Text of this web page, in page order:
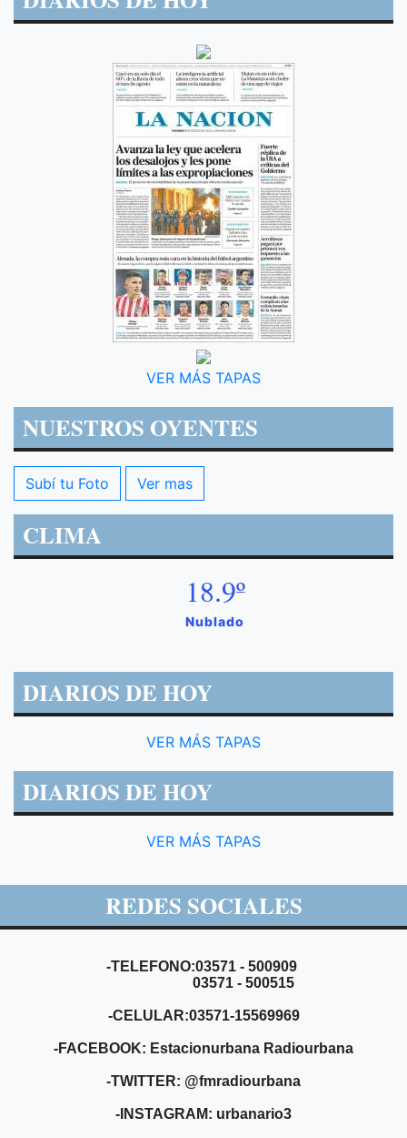
VER MÁS TAPAS
NUESTROS OYENTES
Subí tu Foto Ver mas
CLIMA
18.9º
Nublado
DIARIOS DE HOY
VER MÁS TAPAS
DIARIOS DE HOY
VER MÁS TAPAS
REDES SOCIALES
-TELEFONO:03571 - 500909
03571 - 500515
-CELULAR:03571-15569969
-FACEBOOK: Estacionurbana Radiourbana
-TWITTER: @fmradiourbana
-INSTAGRAM: urbanario3